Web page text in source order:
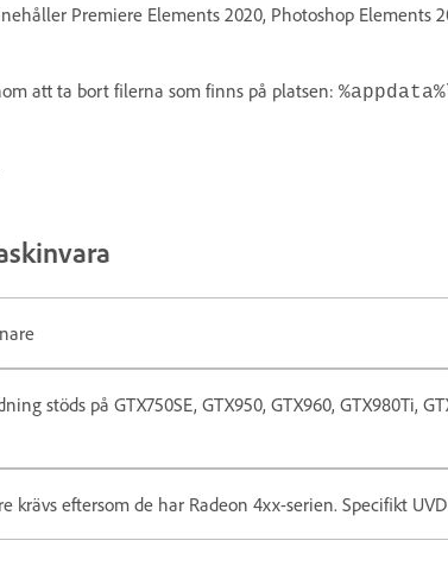
Premiere Elements 2020, Photoshop Elements
att ta bort filerna som finns på platsen:
stöds på GTX750SE, GTX950, GTX960, GTX980Ti,
krävs eftersom de har Radeon 4xx-serien. Specifikt